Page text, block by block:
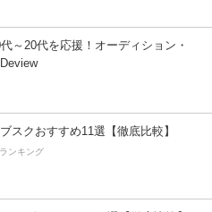
～20代を応援！オーディション・
スクおすすめ11選【徹底比較】
ンキング